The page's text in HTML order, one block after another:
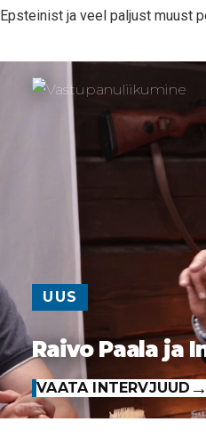
Epsteinist ja veel paljust muust
UUS
Raivo Paala ja
VAATA INTERVJUUD